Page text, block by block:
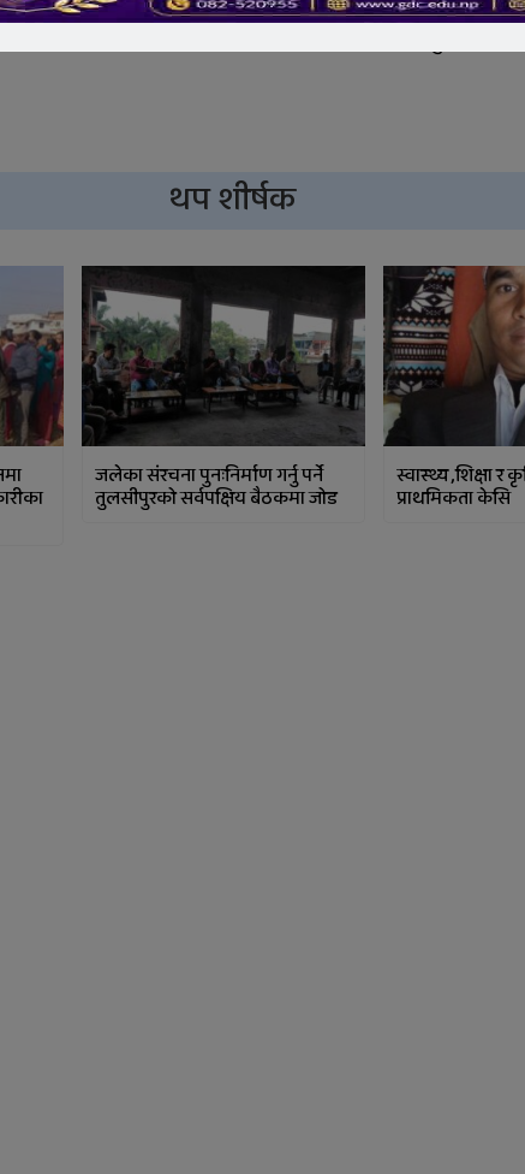
आउने जटिलताका साथै प्रत्यारोपण अश्विकार हुने
थप शीर्षक
जलेका संरचना पुनःनिर्माण गर्नु पर्ने
तुलसीपुरको सर्वपक्षिय बैठकमा जोड
स्वास्थ्य ,शिक्षा र
प्राथमिकता केसि